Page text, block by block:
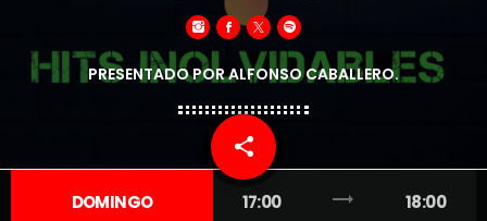
PRESENTADO POR ALFONSO CABALLERO.
share
email
DOMINGO 17:00 trending_flat 18:00